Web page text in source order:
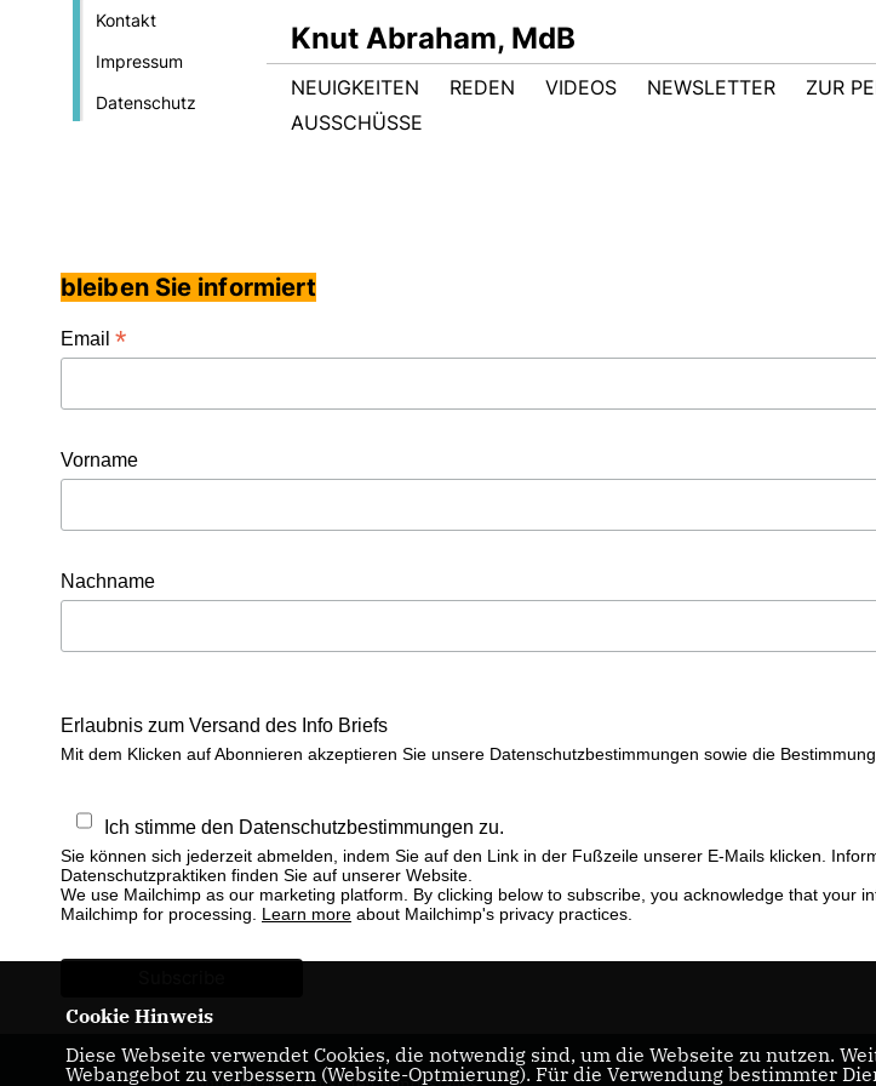
Kontakt
Impressum
Datenschutz
Knut Abraham, MdB
NEUIGKEITEN REDEN VIDEOS NEWSLETTER ZUR
AUSSCHÜSSE
bleiben Sie informiert
Email *
Vorname
Nachname
Erlaubnis zum Versand des Info Briefs
Mit dem Klicken auf Abonnieren akzeptieren Sie unsere Datenschutzbestimmungen sowie die
Ich stimme den Datenschutzbestimmungen zu.
Sie können sich jederzeit abmelden, indem Sie auf den Link in der Fußzeile unserer E-Mails klicken.
Datenschutzpraktiken finden Sie auf unserer Website.
We use Mailchimp as our marketing platform. By clicking below to subscribe, you acknowledge that your
Mailchimp for processing. Learn more about Mailchimp's privacy practices.
Cookie Hinweis
Diese Webseite verwendet Cookies, die notwendig sind, um die Webseite zu nutzen.
Webangebot zu verbessern (Website-Optmierung). Für die Verwendung bestimmter